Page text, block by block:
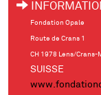
Fondation Opale
Route de Crans 1
CH 1978 Lens/Crans-
SUISSE